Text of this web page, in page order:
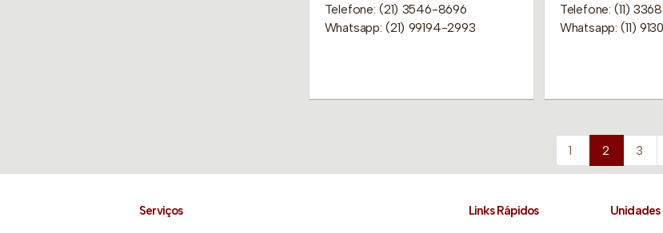
Telefone: (21) 3546-8696
Whatsapp: (21) 99194-2993
Telefone: (11)
Whatsapp: (11)
1 2 3
Serviços Links Rápidos Unidades